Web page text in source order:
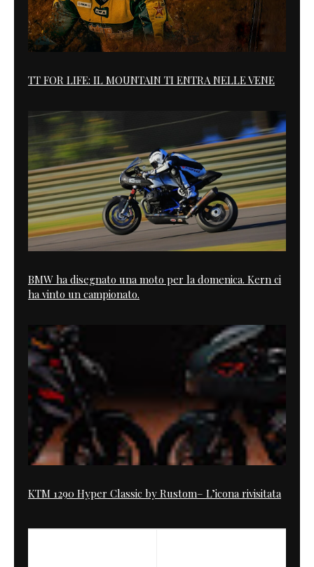
TT FOR LIFE: IL MOUNTAIN TI ENTRA NELLE VENE
BMW ha disegnato una moto per la domenica. Kern ci
ha vinto un campionato.
KTM 1290 Hyper Classic by Rustom– L’icona rivisitata